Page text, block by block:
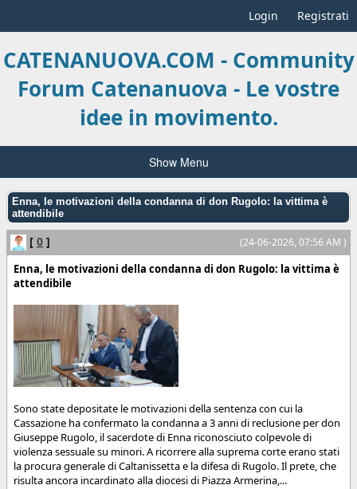
Login Registrati
CATENANUOVA.COM - Community
Forum Catenanuova - Le vostre
idee in movimento.
Show Menu
Enna, le motivazioni della condanna di don Rugolo: la vittima è
attendibile
(24-06-2026, 07:56 AM )
[ 0 ]
Enna, le motivazioni della condanna di don Rugolo: la vittima è
attendibile
Sono state depositate le motivazioni della sentenza con cui la
Cassazione ha confermato la condanna a 3 anni di reclusione per don
Giuseppe Rugolo, il sacerdote di Enna riconosciuto colpevole di
violenza sessuale su minori. A ricorrere alla suprema corte erano stati
la procura generale di Caltanissetta e la difesa di Rugolo. Il prete, che
risulta ancora incardinato alla diocesi di Piazza Armerina,...